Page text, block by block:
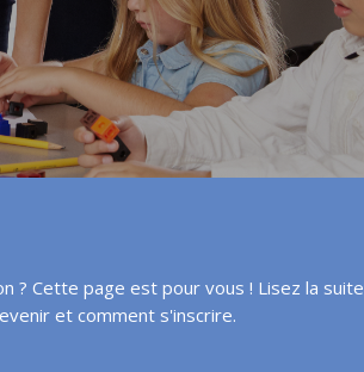
? Cette page est pour vous ! Lisez la suite
et comment s'inscrire.